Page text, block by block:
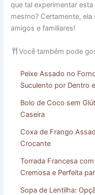
que tal experimentar
mesmo? Certamente,
amigos e familiares!
Você também pode
Peixe Assado no
Suculento por Dentro
Bolo de Coco sem
Caseira
Coxa de Frango
Crocante
Torrada Francesa
Cremosa e Perfeita
Sopa de Lentilha: